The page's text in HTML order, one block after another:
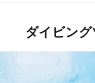
ダイビン